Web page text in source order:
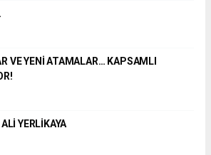
VE YENİ ATAMALAR… KAPSAMLI
YERLİKAYA